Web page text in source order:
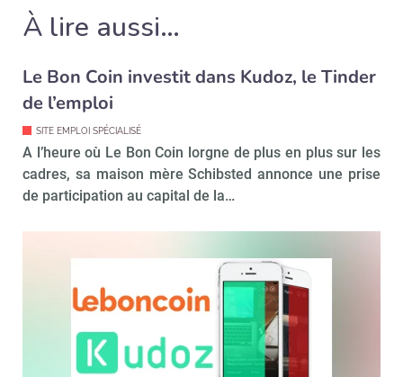
À lire aussi…
Le Bon Coin investit dans Kudoz, le Tinder
de l’emploi
SITE EMPLOI SPÉCIALISÉ
A l’heure où Le Bon Coin lorgne de plus en plus sur les
cadres, sa maison mère Schibsted annonce une prise
de participation au capital de la…